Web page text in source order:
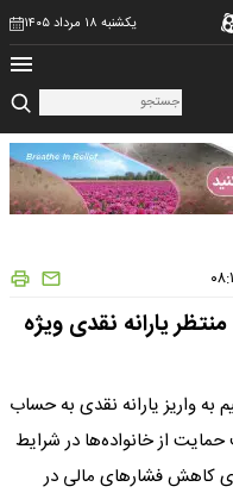
یکشنبه ۱۸ مرداد ۱۴۰۵
یارانه نقدی ویژه
به واریز یارانه نقدی به حساب
از خانواده‌ها در شرایط
کاهش فشارهای مالی در